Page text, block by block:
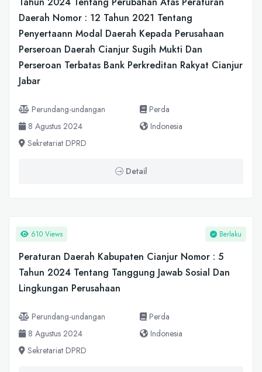
Daerah Nomor : 12 Tahun 2021 Tentang
Penyertaann Modal Daerah Kepada Perusahaan
Perseroan Daerah Cianjur Sugih Mukti Dan
Perseroan Terbatas Bank Perkreditan Rakyat Cianjur
Jabar
Perundang-undangan
Perda
8 Agustus 2024
Indonesia
Sekretariat DPRD
Detail
610 Views Berlaku
Peraturan Daerah Kabupaten Cianjur Nomor : 5
Tahun 2024 Tentang Tanggung Jawab Sosial Dan
Lingkungan Perusahaan
Perundang-undangan
Perda
8 Agustus 2024
Indonesia
Sekretariat DPRD